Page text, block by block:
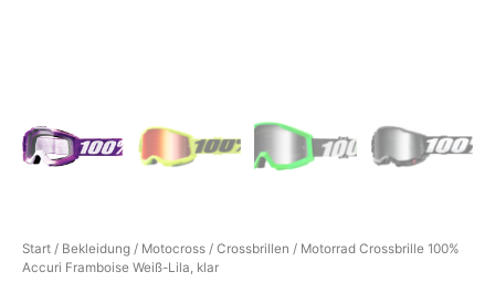
Start / Bekleidung / Motocross / Crossbrillen / Motorrad Crossbrille 100%
Accuri Framboise Weiß-Lila, klar